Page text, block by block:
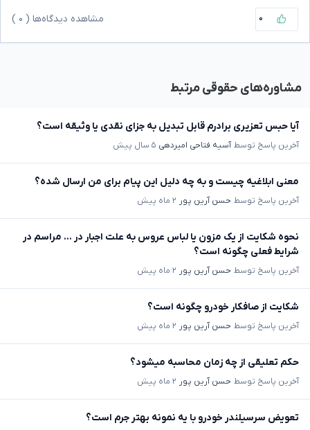
۰ مشاهده دیدگاه‌ها ( ۰
مشاوره‌های حقوقی مرتبط
آیا حبس تعزیری برادرم قابل تبدیل به جزای نقدی یا وثیقه است؟
آخرین پاسخ توسط آسیه فتاحی امیردهی ۵ سال پیش
معنی ابلاغیه چیست و به چه دلیل این پیام برای من ارسال شده؟
آخرین پاسخ توسط حسن آرین پور ۲ ماه پیش
نحوه شکایت از یک مزون یا لباس عروس به علت اجبار در ... مراسم در
شرایط فعلی چگونه است؟
آخرین پاسخ توسط حسن آرین پور ۲ ماه پیش
شکایت از صافکار خودرو چگونه است؟
آخرین پاسخ توسط حسن آرین پور ۲ ماه پیش
حکم تعلیقی از چه زمان محاسبه میشود؟
آخرین پاسخ توسط حسن آرین پور ۲ ماه پیش
تعویض سرسیلندر خودرو با یه نمونه بهتر جرم است؟